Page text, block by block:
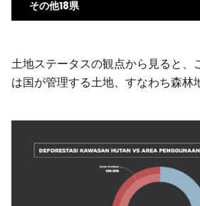
その他18県
土地ステータスの観点から見ると、
は国が管理する土地、すなわち森林